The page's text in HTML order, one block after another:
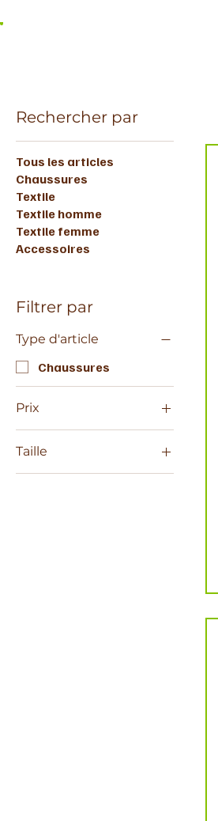
Rechercher par
Tous les articles
Chaussures
Textile
Textile homme
Textile femme
Accessoires
Filtrer par
Type d'article
Chaussures
Prix
29 € 59 €
Taille